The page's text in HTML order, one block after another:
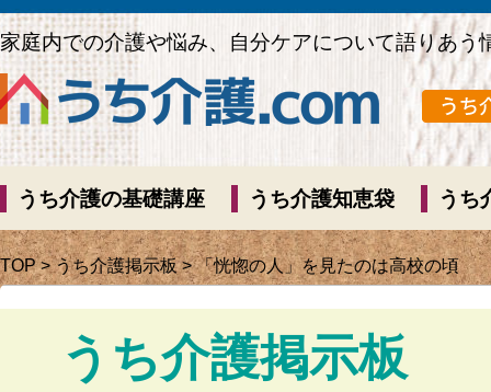
家庭内での介護や悩み、自分ケアについて語りあう
うち介護の基礎講座 うち介護知恵袋 うち
TOP>うち介護掲示板> 「恍惚の人」を見たのは高校の頃
うち介護掲示板